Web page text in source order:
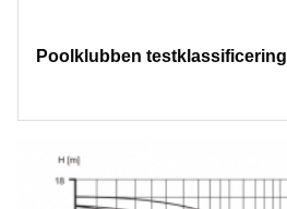
Poolklubben testklassificering